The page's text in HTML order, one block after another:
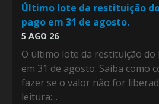
Último lote da restituição do
pago em 31 de agosto.
5 AGO 26
O último lote da restituição do
em 31 de agosto. Saiba como
fazer se o valor não for
leitura:...